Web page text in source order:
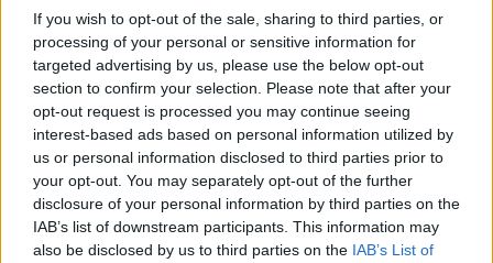
If you wish to opt-out of the sale, sharing to third parties, or
processing of your personal or sensitive information for
targeted advertising by us, please use the below opt-out
section to confirm your selection. Please note that after your
opt-out request is processed you may continue seeing
interest-based ads based on personal information utilized by
us or personal information disclosed to third parties prior to
your opt-out. You may separately opt-out of the further
disclosure of your personal information by third parties on the
IAB’s list of downstream participants. This information may
also be disclosed by us to third parties on the IAB’s List of
«Η οικογένεια Μπας φέρεται να βρίσκεται κοντά στην απόκτηση της
Βιλερμπάν»
Εθνική Παίδων: Κόντρα στη
Γεωργία για την πρώτη νίκη στο
Ευρωμπάσκετ U16 (live stream)
Όμιλος ΔΕΗ: Νέα συμφωνία για
χαρτοφυλάκιο έργων ΑΠΕ άνω
των 2 GW σε Πολωνία και
Ουγγαρία